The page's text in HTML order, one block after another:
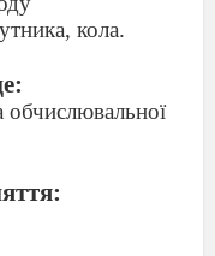
кола.
обчислювальної